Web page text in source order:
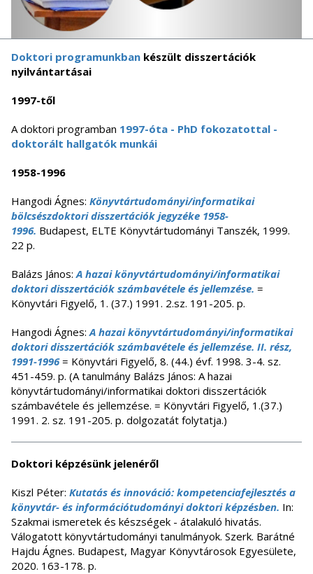
Doktori programunkban készült disszertációk
nyilvántartásai
1997-től
A doktori programban 1997-óta - PhD fokozatottal -
doktorált hallgatók munkái
1958-1996
Hangodi Ágnes: Könyvtártudományi/informatikai
bölcsészdoktori disszertációk jegyzéke 1958-
1996. Budapest, ELTE Könyvtártudományi Tanszék, 1999.
22 p.
Balázs János:A hazai könyvtártudományi/informatikai
doktori disszertációk számbavétele és jellemzése. =
Könyvtári Figyelő, 1. (37.) 1991. 2.sz. 191-205. p.
Hangodi Ágnes:A hazai könyvtártudományi/informatikai
doktori disszertációk számbavétele és jellemzése. II. rész,
1991-1996= Könyvtári Figyelő, 8. (44.) évf. 1998. 3-4. sz.
451-459. p. (A tanulmány Balázs János: A hazai
könyvtártudományi/informatikai doktori disszertációk
számbavétele és jellemzése. = Könyvtári Figyelő, 1.(37.)
1991. 2. sz. 191-205. p. dolgozatát folytatja.)
Doktori képzésünk jelenéről
Kiszl Péter: Kutatás és innováció: kompetenciafejlesztés a
könyvtár- és információtudományi doktori képzésben. In:
Szakmai ismeretek és készségek - átalakuló hivatás.
Válogatott könyvtártudományi tanulmányok. Szerk. Barátné
Hajdu Ágnes. Budapest, Magyar Könyvtárosok Egyesülete,
2020. 163-178. p.